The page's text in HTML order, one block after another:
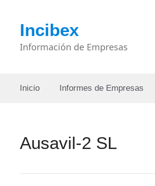
contenidoIncibex
Información de Empresas
Inicio Informes de Empresas
Ausavil-2 SL